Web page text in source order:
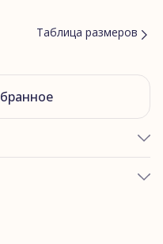
Таблица размеров